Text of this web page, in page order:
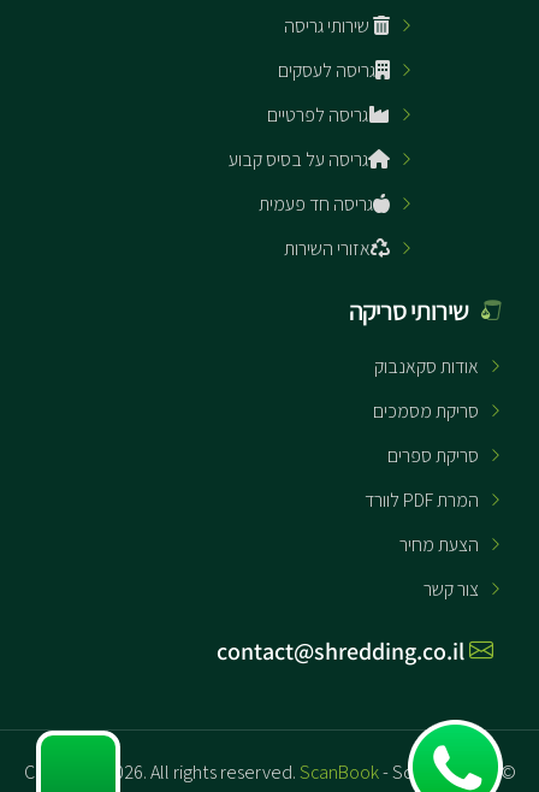
שירותי גריסה
גריסה לעסקים
גריסה לפרטיים
גריסה על בסיס קבוע
גריסה חד פעמית
אזורי השירות
שירותי סריקה
אודות סקאנבוק
סריקת מסמכים
סריקת ספרים
המרת PDF לוורד
הצעת מחיר
צור קשר
© Copyright 2026. All rights reserved.
ScanBook- Scanning and